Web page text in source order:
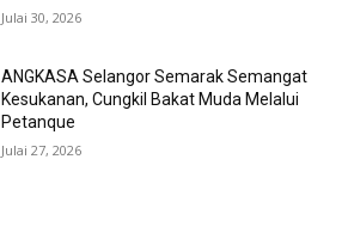
Julai 30, 2026
ANGKASA Selangor Semarak Semangat
Kesukanan, Cungkil Bakat Muda Melalui
Petanque
Julai 27, 2026